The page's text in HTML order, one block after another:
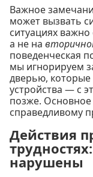
Важное
может вызвать
ситуациях
а не на
поведенческая
мы игнорируем
дверью,
устройства — с
позже. Основное
справедливому
Действия
нарушены